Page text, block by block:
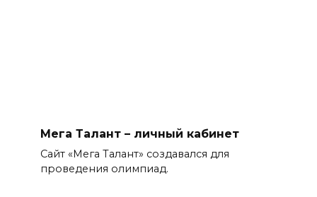
Мега Талант – личный кабинет
Сайт «Мега Талант» создавался для
проведения олимпиад.